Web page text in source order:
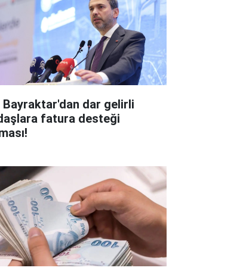
Bayraktar'dan dar gelirli
fatura desteği